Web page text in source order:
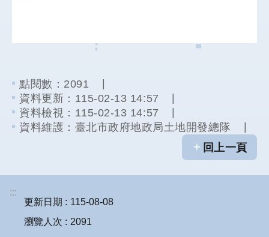
點閱數： 2091
資料更新：115-02-13 14:57
資料檢視：115-02-13 14:57
資料維護：臺北市政府地政局土地開發總隊
回上一頁
:::
更新日期
115-08-08
瀏覽人次
2091